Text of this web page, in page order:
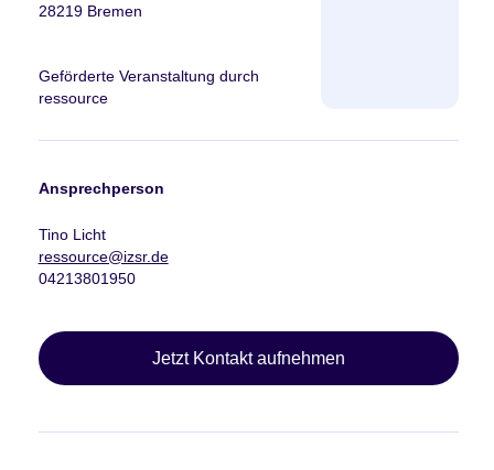
28219 Bremen
Geförderte Veranstaltung durch
ressource
Ansprechperson
Tino Licht
ressource@izsr.de
04213801950
Jetzt Kontakt aufnehmen